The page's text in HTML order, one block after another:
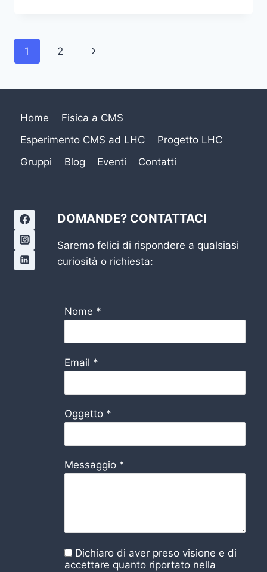
Navigazione
1 2
Pagina
Home
Fisica a CMS
Esperimento CMS ad LHC
Progetto LHC
Gruppi
Blog Eventi Contatti
DOMANDE? CONTATTACI
Saremo felici di rispondere a qualsiasi
curiosità o richiesta:
Nome *
Email *
Oggetto *
Messaggio *
Dichiaro di aver preso visione e di
accettare quanto riportato nella